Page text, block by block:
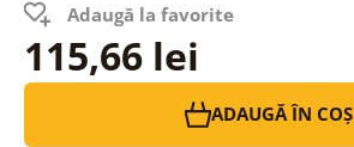
Adaugă la favorite
115,66 lei
ADAUGĂ ÎN COȘ